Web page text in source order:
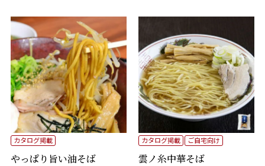
やっぱり旨い油そば
カタログ掲載
雲ノ糸中華そば
カタログ掲載 ご自宅向け